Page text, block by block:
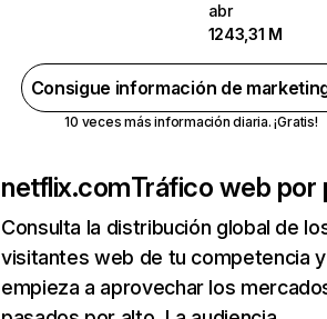
abr
1243,31 M
Consigue información de
10 veces más información diaria. ¡Gratis!
netflix.comTráfico web por
Consulta la distribución global de
visitantes web de tu competencia y
empieza a aprovechar los